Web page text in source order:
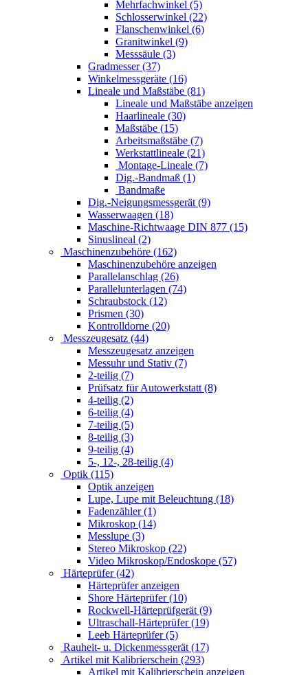
Mehrfachwinkel (5)
Schlosserwinkel (22)
Flanschenwinkel (6)
Granitwinkel (9)
Messsäule (3)
Gradmesser (37)
Winkelmessgeräte (16)
Lineale und Maßstäbe (81)
Lineale und Maßstäbe anzeigen
Haarlineale (30)
Maßstäbe (15)
Arbeitsmaßstäbe (7)
Werkstattlineale (21)
Montage-Lineale (7)
Dig.-Bandmaß (1)
Bandmaße
Dig.-Neigungsmessgerät (9)
Wasserwaagen (18)
Maschine-Richtwaage DIN 877 (15)
Sinuslineal (2)
Maschinenzubehöre (162)
Maschinenzubehöre anzeigen
Parallelanschlag (26)
Parallelunterlagen (74)
Schraubstock (12)
Prismen (30)
Kontrolldorne (20)
Messzeugesatz (44)
Messzeugesatz anzeigen
Messuhr und Stativ (7)
2-teilig (7)
Prüfsatz für Autowerkstatt (8)
4-teilig (2)
6-teilig (4)
7-teilig (5)
8-teilig (3)
9-teilig (4)
5-, 12-, 28-teilig (4)
Optik (115)
Optik anzeigen
Lupe, Lupe mit Beleuchtung (18)
Fadenzähler (1)
Mikroskop (14)
Messlupe (3)
Stereo Mikroskop (22)
Video Mikroskop/Endoskope (57)
Härteprüfer (42)
Härteprüfer anzeigen
Shore Härteprüfer (10)
Rockwell-Härteprüfgerät (9)
Ultraschall-Härteprüfer (19)
Leeb Härteprüfer (5)
Rauheit- u. Dickenmessgerät (17)
Artikel mit Kalibrierschein (293)
Artikel mit Kalibrierschein anzeigen